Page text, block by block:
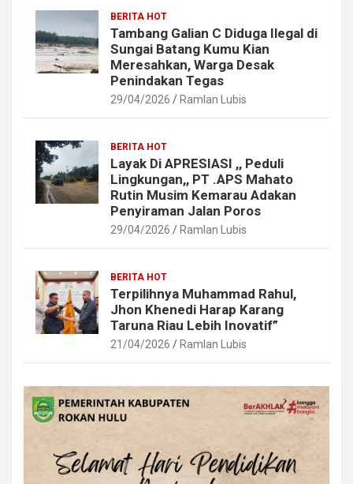
BERITA HOT
Tambang Galian C Diduga Ilegal di
Sungai Batang Kumu Kian
Meresahkan, Warga Desak
Penindakan Tegas
29/04/2026 Ramlan Lubis
BERITA HOT
Layak Di APRESIASI ,, Peduli
Lingkungan,, PT .APS Mahato
Rutin Musim Kemarau Adakan
Penyiraman Jalan Poros
29/04/2026 Ramlan Lubis
BERITA HOT
Terpilihnya Muhammad Rahul,
Jhon Khenedi Harap Karang
Taruna Riau Lebih Inovatif”
21/04/2026 Ramlan Lubis